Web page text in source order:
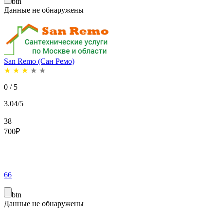
Данные не обнаружены
San Remo (Сан Ремо)
★ ★ ★ ★ ★
0 / 5
3.04/5
38
700₽
66
btn
Данные не обнаружены